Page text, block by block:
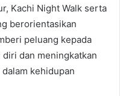
Kachi Night Walk serta
berorientasikan
peluang kepada
dan meningkatkan
kehidupan